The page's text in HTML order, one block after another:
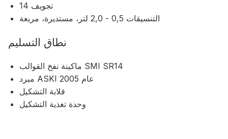
14 تجويف
التنسيقات 0,5 - 2,0 لتر، مستديرة، مربعة
نطاق التسليم
ماكينة نفخ القوالب SMI SR14
مبرد ASKI عام 2005
قلابة التشكيل
وحدة تغذية التشكيل